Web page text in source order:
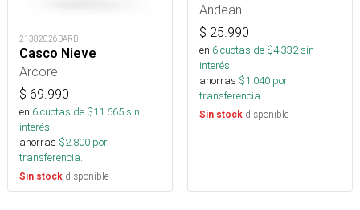
21382026BARB
Casco Nieve
Arcore
$ 69.990
en 6cuotas de $11.665sin
interés
ahorras $2.800 por
transferencia.
Sin stock disponible
Andean
$ 25.990
en 6cuotas de $4.332sin
interés
ahorras $1.040 por
transferencia.
Sin stock disponible